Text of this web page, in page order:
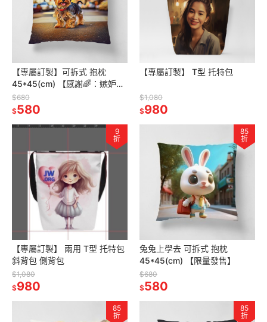
【專屬訂製】可拆式 抱枕
45*45(cm) 【感謝🌈：嫉妒設
計師】
$680
$580
【專屬訂製】 T型 托特包
$1,080
$980
9
折
【專屬訂製】 兩用 T型 托特包
斜背包 側背包
$1,080
$980
85
折
兔兔上學去 可拆式 抱枕
45*45(cm) 【限量發售】
$680
$580
85
折
85
折